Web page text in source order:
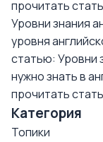
прочитать
Уровни знания
уровня
статью: Уровни
нужно знать в
прочитать
Категория
Топики